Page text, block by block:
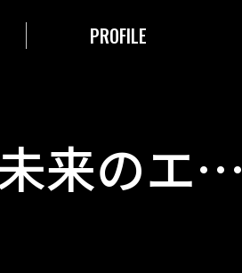
PROFILE
来のエネ
の答え